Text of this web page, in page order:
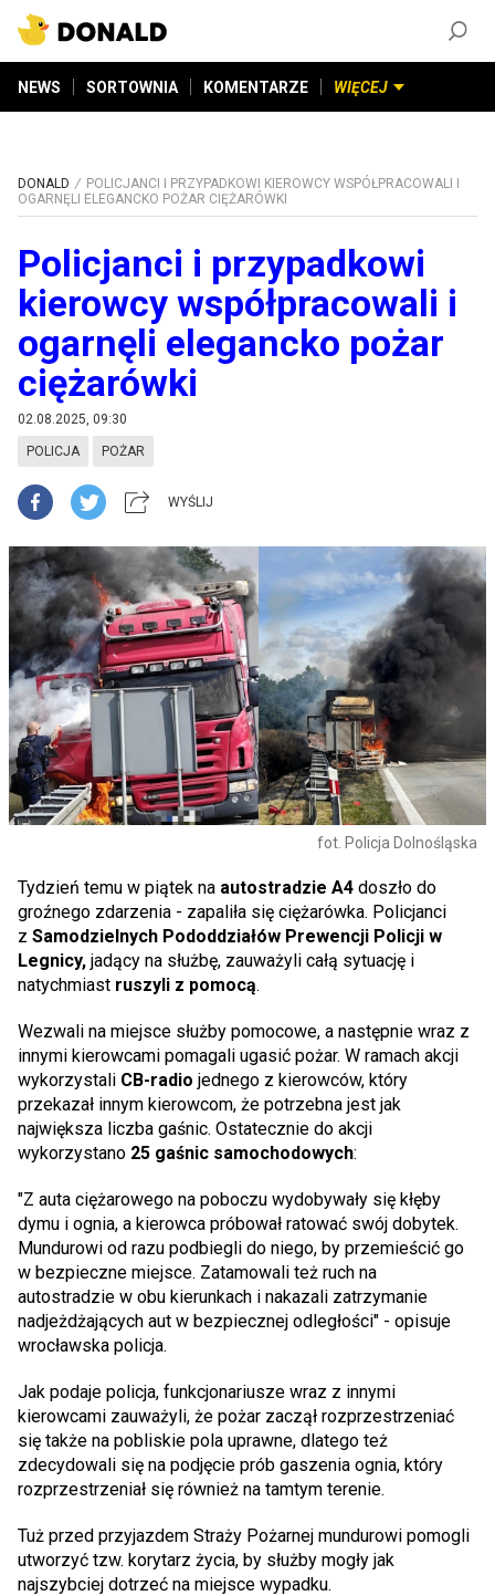
NEWS SORTOWNIA KOMENTARZE WIĘCEJ
DONALD
POLICJANCI I PRZYPADKOWI KIEROWCY WSPÓŁPRACOWALI I
OGARNĘLI ELEGANCKO POŻAR CIĘŻARÓWKI
Policjanci i przypadkowi
kierowcy współpracowali i
ogarnęli elegancko pożar
ciężarówki
02.08.2025, 09:30
POLICJA POŻAR
WYŚLIJ
fot. Policja Dolnośląska
Tydzień temu w piątek na autostradzie A4 doszło do
groźnego zdarzenia - zapaliła się ciężarówka. Policjanci
z Samodzielnych Pododdziałów Prewencji Policji w
Legnicy, jadący na służbę, zauważyli całą sytuację i
natychmiast ruszyli z pomocą.
Wezwali na miejsce służby pomocowe, a następnie wraz z
innymi kierowcami pomagali ugasić pożar. W ramach akcji
wykorzystali CB-radio jednego z kierowców, który
przekazał innym kierowcom, że potrzebna jest jak
największa liczba gaśnic. Ostatecznie do akcji
wykorzystano 25 gaśnic samochodowych:
"Z auta ciężarowego na poboczu wydobywały się kłęby
dymu i ognia, a kierowca próbował ratować swój dobytek.
Mundurowi od razu podbiegli do niego, by przemieścić go
w bezpieczne miejsce. Zatamowali też ruch na
autostradzie w obu kierunkach i nakazali zatrzymanie
nadjeżdżających aut w bezpiecznej odległości" - opisuje
wrocławska policja.
Jak podaje policja, funkcjonariusze wraz z innymi
kierowcami zauważyli, że pożar zaczął rozprzestrzeniać
się także na pobliskie pola uprawne, dlatego też
zdecydowali się na podjęcie prób gaszenia ognia, który
rozprzestrzeniał się również na tamtym terenie.
Tuż przed przyjazdem Straży Pożarnej mundurowi pomogli
utworzyć tzw. korytarz życia, by służby mogły jak
najszybciej dotrzeć na miejsce wypadku.